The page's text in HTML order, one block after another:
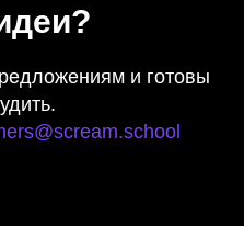
и готовы
АНО ВО